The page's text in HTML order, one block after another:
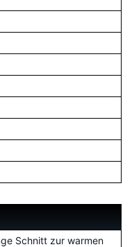
Schnitt zur warmen